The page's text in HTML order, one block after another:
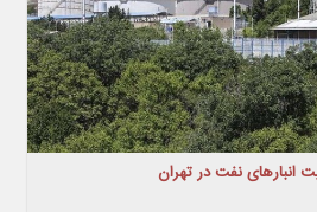
انبارهای نفت در تهران